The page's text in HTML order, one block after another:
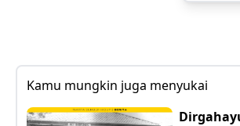
Kamu mungkin juga menyukai